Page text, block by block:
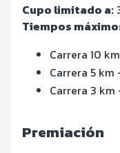
Cupo limitado a:
Tiempos
Carrera 10
Carrera 5 km
Carrera 3
Premiación